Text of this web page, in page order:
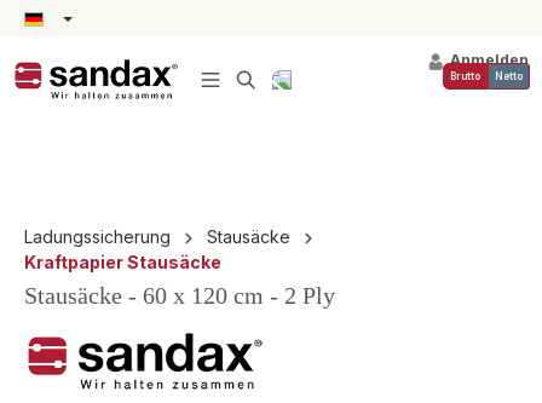
springen
Anmelden
Brutto Netto
Ladungssicherung
Stausäcke
Kraftpapier Stausäcke
Stausäcke - 60 x 120 cm - 2 Ply